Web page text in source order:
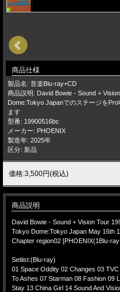
商品仕様
製品名: 音楽Blu-ray+CD
商品説明: David Bowie - Sound +
Dome:Tokyo Japanでのステージを
ます
型番: 19900516bc
メーカー: PHOENIX
製造年: 2025年
区分: 新品
価格:3,500円(税込)
商品説明
David Bowie - Sound + Vision Tour
Tokyo Dome:Tokyo Japan May 16th
Chapter region02 [PHOENIX(1Blu-
Setlist:(Blu-ray)
01 Space Oddity 02 Changes 03
To Ashes 07 Starman 08 Fashion 09
Stay 13 China Girl 14 Sound And